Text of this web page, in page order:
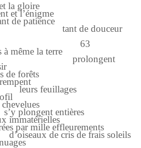
la gloire
l’énigme
de patience
douceur
63
à même la terre
de forêts
entières
immatérielles
effleurements
cris de frais soleils